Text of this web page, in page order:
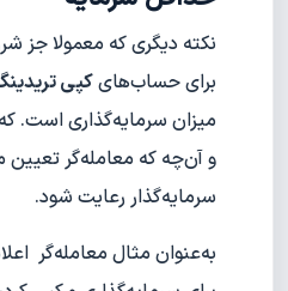
نکته دیگری که معمولا جز
برای حساب‌هایکپی
میزان سرمایه‌گذاری است.
و آن‌چه که معامله‌گر تعیین
سرمایه‌گذار رعایت شود.
به‌عنوان مثال معامله‌گر